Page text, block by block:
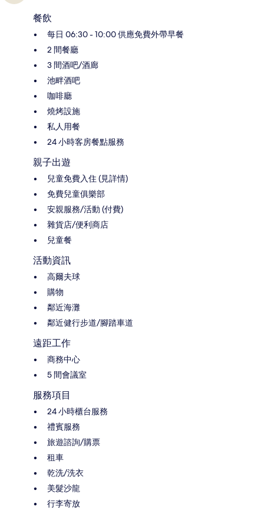
餐飲
每日 06:30 - 10:00 供應免費外帶早餐
2 間餐廳
3 間酒吧/酒廊
池畔酒吧
咖啡廳
燒烤設施
私人用餐
24 小時客房餐點服務
親子出遊
兒童免費入住 (見詳情)
免費兒童俱樂部
安親服務/活動 (付費)
雜貨店/便利商店
兒童餐
活動資訊
高爾夫球
購物
鄰近海灘
鄰近健行步道/腳踏車道
遠距工作
商務中心
5 間會議室
服務項目
24 小時櫃台服務
禮賓服務
旅遊諮詢/購票
租車
乾洗/洗衣
美髮沙龍
行李寄放